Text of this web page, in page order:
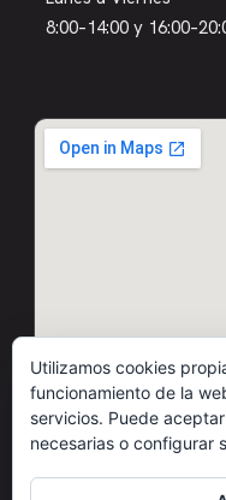
8:00–14:00 y
Utilizamos cookies
funcionamiento de la
servicios. Puede
necesarias o configurar